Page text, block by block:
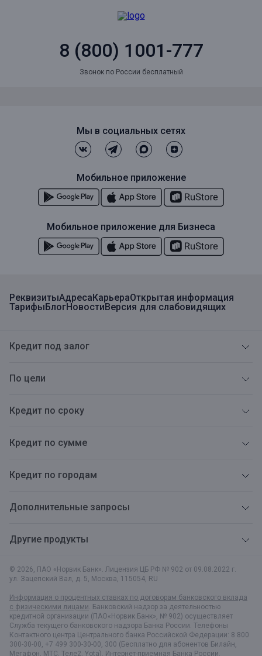
8 (800) 1001-777
Звонок по России бесплатный
© 2026, ПАО «Норвик Банк». Лицензия ЦБ РФ № 902 от 09.08.2022 г.
ул. Зацепский Вал, д. 5, Москва, 115054, RU
Информация о процентных ставках по договорам банковского вклада
с физическими лицами. Банковский надзор за деятельностью
кредитной организации (ПАО«Норвик Банк», № 902) осуществляет
Служба текущего банковского надзора Банка России. Телефоны
Контактного центра Центрального банка Российской Федерации: 8 800
300-30-00, +7 499 300-30-00, 300 (Бесплатно для абонентов Билайн,
Мегафон, МТС, Теле2, Yota). Интернет-приемная Банка России.
РеквизитыАдресаКарьераОткрытая информация
ТарифыБлогНовостиВерсия для слабовидящих
Кредит под залог
По цели
Кредит по сроку
Кредит по сумме
Кредит по городам
Дополнительные запросы
Другие продукты
Мы в социальных сетях
Мобильное приложение
Мобильное приложение для Бизнеса